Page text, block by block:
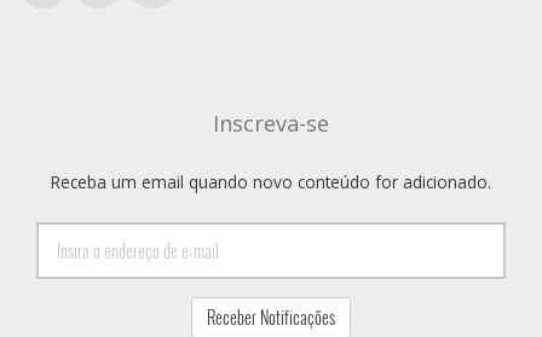
Inscreva-se
Receba um email quando novo conteúdo for adicionado.